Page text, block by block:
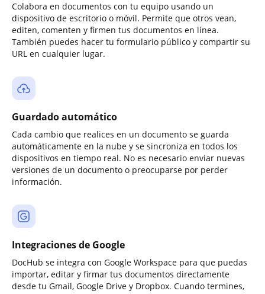
Colabora en documentos con tu equipo usando un
dispositivo de escritorio o móvil. Permite que otros vean,
editen, comenten y firmen tus documentos en línea.
También puedes hacer tu formulario público y compartir su
URL en cualquier lugar.
Guardado automático
Cada cambio que realices en un documento se guarda
automáticamente en la nube y se sincroniza en todos los
dispositivos en tiempo real. No es necesario enviar nuevas
versiones de un documento o preocuparse por perder
información.
Integraciones de Google
DocHub se integra con Google Workspace para que puedas
importar, editar y firmar tus documentos directamente
desde tu Gmail, Google Drive y Dropbox. Cuando termines,